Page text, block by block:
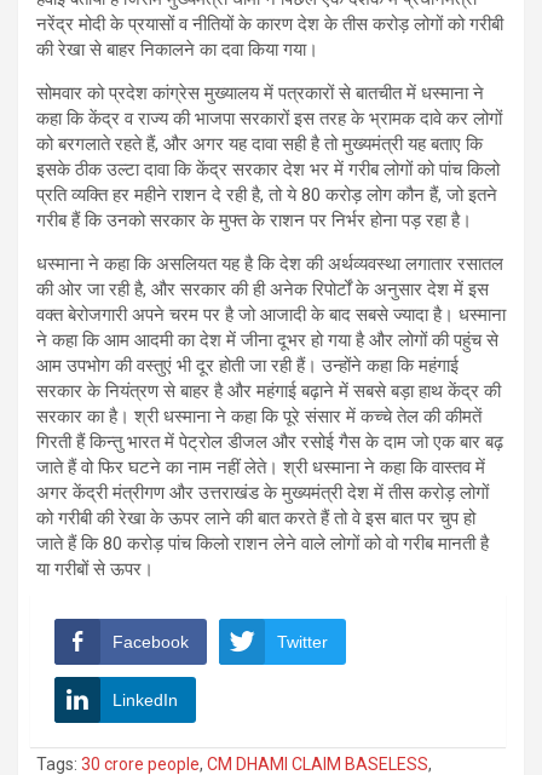
नरेंद्र मोदी के प्रयासों व नीतियों के कारण देश के तीस करोड़ लोगों को गरीबी
की रेखा से बाहर निकालने का दवा किया गया।
सोमवार को प्रदेश कांग्रेस मुख्यालय में पत्रकारों से बातचीत में धस्माना ने
कहा कि केंद्र व राज्य की भाजपा सरकारों इस तरह के भ्रामक दावे कर लोगों
को बरगलाते रहते हैं, और अगर यह दावा सही है तो मुख्यमंत्री यह बताए कि
इसके ठीक उल्टा दावा कि केंद्र सरकार देश भर में गरीब लोगों को पांच किलो
प्रति व्यक्ति हर महीने राशन दे रही है, तो ये 80 करोड़ लोग कौन हैं, जो इतने
गरीब हैं कि उनको सरकार के मुफ्त के राशन पर निर्भर होना पड़ रहा है।
धस्माना ने कहा कि असलियत यह है कि देश की अर्थव्यवस्था लगातार रसातल
की ओर जा रही है, और सरकार की ही अनेक रिपोर्टों के अनुसार देश में इस
वक्त बेरोजगारी अपने चरम पर है जो आजादी के बाद सबसे ज्यादा है। धस्माना
ने कहा कि आम आदमी का देश में जीना दूभर हो गया है और लोगों की पहुंच से
आम उपभोग की वस्तुएं भी दूर होती जा रही हैं। उन्होंने कहा कि महंगाई
सरकार के नियंत्रण से बाहर है और महंगाई बढ़ाने में सबसे बड़ा हाथ केंद्र की
सरकार का है। श्री धस्माना ने कहा कि पूरे संसार में कच्चे तेल की कीमतें
गिरती हैं किन्तु भारत में पेट्रोल डीजल और रसोई गैस के दाम जो एक बार बढ़
जाते हैं वो फिर घटने का नाम नहीं लेते। श्री धस्माना ने कहा कि वास्तव में
अगर केंद्री मंत्रीगण और उत्तराखंड के मुख्यमंत्री देश में तीस करोड़ लोगों
को गरीबी की रेखा के ऊपर लाने की बात करते हैं तो वे इस बात पर चुप हो
जाते हैं कि 80 करोड़ पांच किलो राशन लेने वाले लोगों को वो गरीब मानती है
या गरीबों से ऊपर।
Facebook Twitter
LinkedIn
Tags: 30 crore people, CM DHAMI CLAIM BASELESS,